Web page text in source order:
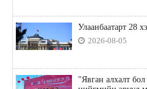
Улаанбаатарт 28
2026-08-05
"Явган алхалт